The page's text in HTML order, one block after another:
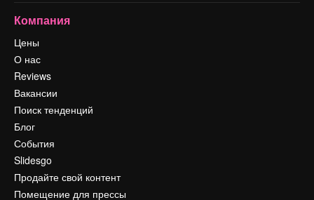
Компания
Цены
О нас
Reviews
Вакансии
Поиск тенденций
Блог
События
Slidesgo
Продайте свой контент
Помещение для прессы